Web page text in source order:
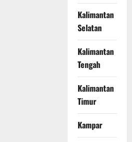
Kalimantan
Selatan
Kalimantan
Tengah
Kalimantan
Timur
Kampar